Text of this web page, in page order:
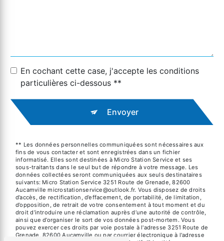
En cochant cette case, j'accepte les conditions
particulières ci-dessous **
Envoyer
** Les données personnelles communiquées sont nécessaires aux
fins de vous contacter et sont enregistrées dans un fichier
informatisé. Elles sont destinées à Micro Station Service et ses
sous-traitants dans le seul but de répondre à votre message. Les
données collectées seront communiquées aux seuls destinataires
suivants: Micro Station Service 3251 Route de Grenade, 82600
Aucamville microstationservice@outlook.fr. Vous disposez de droits
d’accès, de rectification, d’effacement, de portabilité, de limitation,
d’opposition, de retrait de votre consentement à tout moment et du
droit d’introduire une réclamation auprès d’une autorité de contrôle,
ainsi que d’organiser le sort de vos données post-mortem. Vous
pouvez exercer ces droits par voie postale à l'adresse 3251 Route de
Grenade, 82600 Aucamville ou par courrier électronique à l'adresse